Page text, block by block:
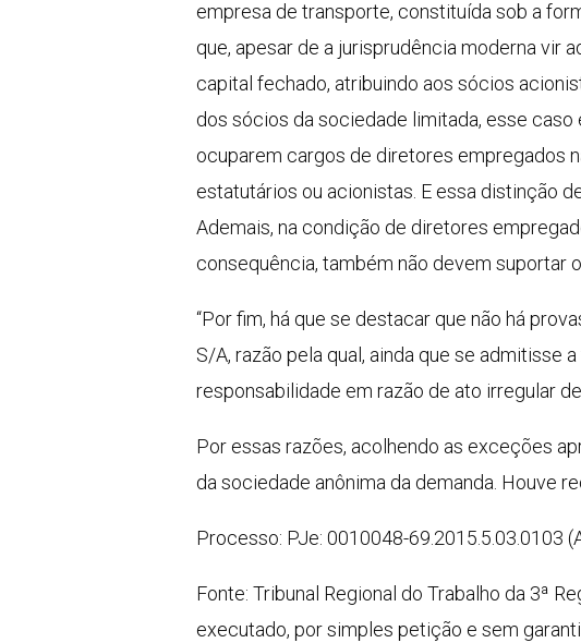
empresa de transporte, constituída sob a
que, apesar de a jurisprudência moderna vir
capital fechado, atribuindo aos sócios
dos sócios da sociedade limitada, esse
ocuparem cargos de diretores empregados
estatutários ou acionistas. E essa distinção
Ademais, na condição de diretores
consequência, também não devem suportar
“Por fim, há que se destacar que não há
S/A, razão pela qual, ainda que se
responsabilidade em razão de ato irregular
Por essas razões, acolhendo as exceções
da sociedade anônima da demanda. Houve
Processo: PJe: 0010048-69.2015.5.03.0103
Fonte: Tribunal Regional do Trabalho da 3ª
executado, por simples petição e sem